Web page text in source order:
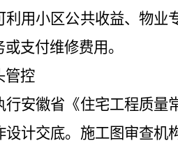
利用小区公共收益、物业
支付维修费用。
管控
行安徽省《住宅工程质量
设计交底。施工图审查机